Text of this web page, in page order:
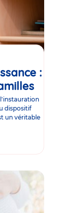
:
l'instauration
dispositif
un véritable